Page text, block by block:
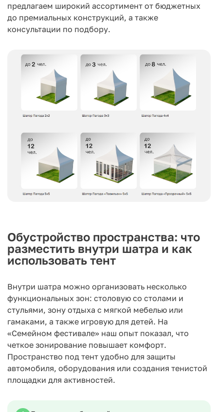
предлагаем широкий ассортимент от бюджетных
до премиальных конструкций, а также
консультации по подбору.
Обустройство пространства: что
разместить внутри шатра и как
использовать тент
Внутри шатра можно организовать несколько
функциональных зон: столовую со столами и
стульями, зону отдыха с мягкой мебелью или
гамаками, а также игровую для детей. На
«Семейном фестивале» наш опыт показал, что
четкое зонирование повышает комфорт.
Пространство под тент удобно для защиты
автомобиля, оборудования или создания тенистой
площадки для активностей.